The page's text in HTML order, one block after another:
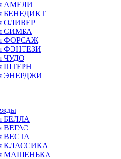
АМЕЛИ
БЕНЕДИКТ
ОЛИВЕР
СИМБА
ФОРСАЖ
ФЭНТЕЗИ
ЧУДО
ШТЕРН
ЭНЕРДЖИ
БЕЛЛА
ВЕГАС
ВЕСТА
КЛАССИКА
МАШЕНЬКА